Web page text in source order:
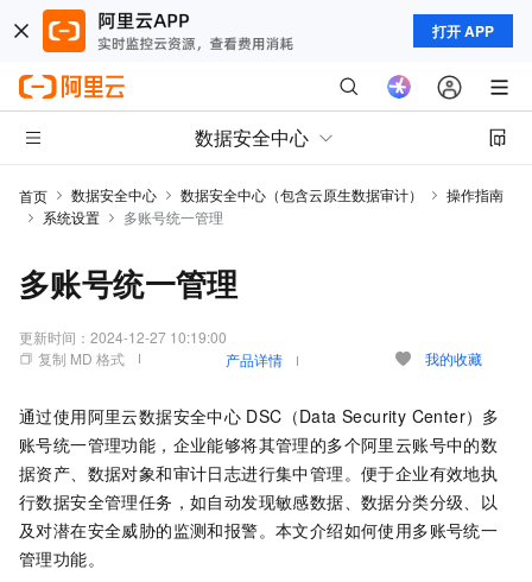
打开 APP
数据安全中心
首页 数据安全中心 数据安全中心（包含云原生数据审计）
操作指南
系统设置
多账号统一管理
多账号统一管理
更新时间： 2024-12-27 10:19:00
复制 MD 格式
产品详情 我的收藏
通过使用阿里云数据安全中心 DSC（Data Security Center） 多
账号统一管理功能，企业能够将其管理的多个阿里云账号中的数
据资产、数据对象和审计日志进行集中管理。便于企业有效地执
行数据安全管理任务，如自动发现敏感数据、数据分类分级、以
及对潜在安全威胁的监测和报警。本文介绍如何使用多账号统一
管理功能。